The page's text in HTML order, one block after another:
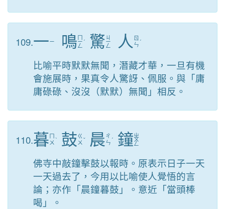
109.一ㄧ 鳴 ㄇ
ㄧ
ㄥ
ˊ 驚 ㄐ
ㄧ
ㄥ 人 ㄖ
ㄣ ˊ
比喻平時默默無聞，潛藏才華，一旦有機
會施展時，果真令人驚訝、佩服。與「庸
庸碌碌、沒沒（默默）無聞」相反。
110.暮 ㄇ
ㄨ ˋ 鼓ㄍ
ㄨ ˇ 晨ㄔ
ㄣ ˊ 鐘ㄓ
ㄨ
ㄥ
佛寺中敲鐘擊鼓以報時。原表示日子一天
一天過去了，今用以比喻使人覺悟的言
論；亦作「晨鐘暮鼓」。意近「當頭棒
喝」。